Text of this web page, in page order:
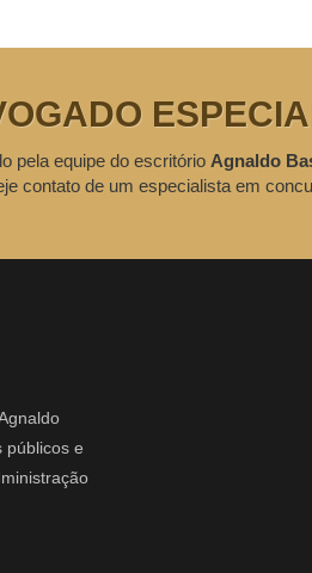
pela equipe do escritório Agnaldo
contato de um especialista em
públicos e